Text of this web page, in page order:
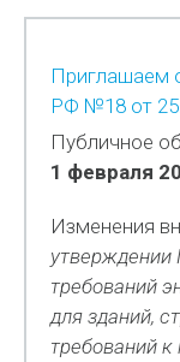
Приглашаем
РФ №18 от
Публичное
1 февраля
Изменения
утверждении
требований
для зданий,
требований